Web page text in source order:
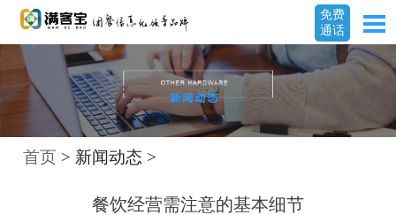
免费
通话
首页 > 新闻动态 >
餐饮经营需注意的基本细节